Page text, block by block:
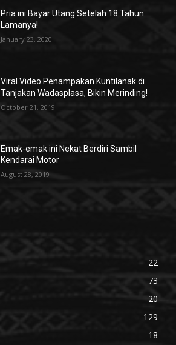
Pria ini Bayar Utang Setelah 18 Tahun
Lamanya!
January 23, 2020
Viral Video Penampakan Kuntilanak di
Tanjakan Wadasplasa, Bikin Merinding!
October 21, 2019
Emak-emak ini Nekat Berdiri Sambil
Kendarai Motor
August 28, 2019
22
73
20
129
18